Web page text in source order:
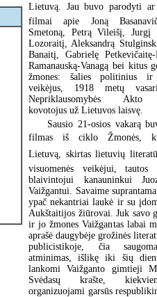
Lietuvą. Jau buvo parodyti
filmai apie Joną
Smetoną, Petrą Vileišį, Jurgį
Lozoraitį, Aleksandrą
Banaitį, Gabrielę
Ramanauską-Vanagą bei kitus
žmones: šalies politinius ir
veikėjus, 1918 metų
Nepriklausomybės Akto
kovotojus už Lietuvos laisvę.
Sausio 21-osios vakarą
filmas iš ciklo Žmonės,
Lietuvą, skirtas lietuvių
visuomenės veikėjui,
blaivintojui kanauninkui
Vaižgantui. Savaime
ypač nekantriai laukė ir su
Aukštaitijos žiūrovai. Juk savo
ir jo žmones Vaižgantas labai
aprašė daugybėje grožinės
publicistikoje, čia
atminimas, išlikę iki šių
lankomi Vaižganto gimtieji
Svėdasų krašte,
organizuojami garsūs